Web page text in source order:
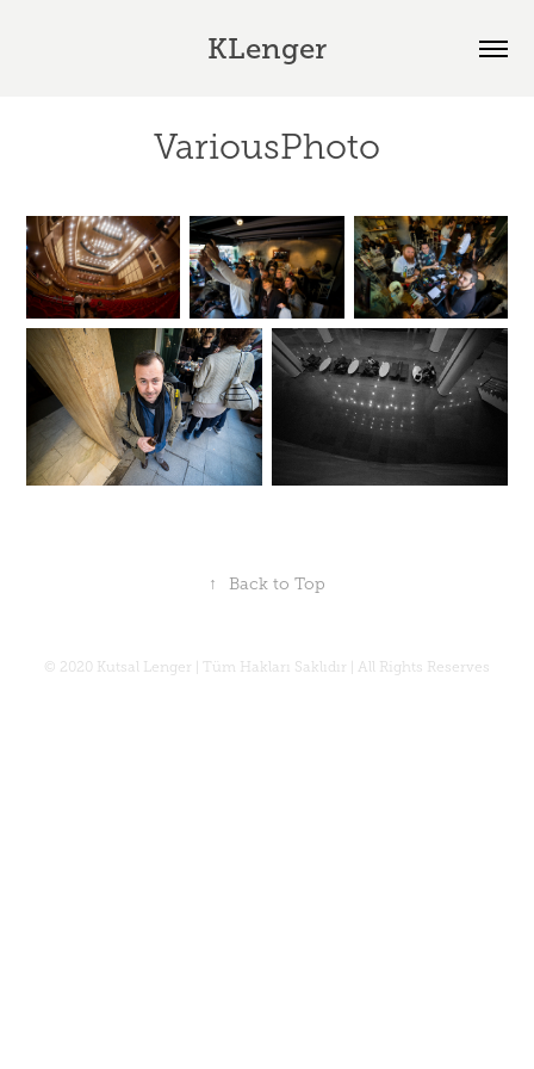
KLenger
VariousPhoto
↑ Back to Top
© 2020 Kutsal Lenger | Tüm Hakları Saklıdır | All Rights Reserves